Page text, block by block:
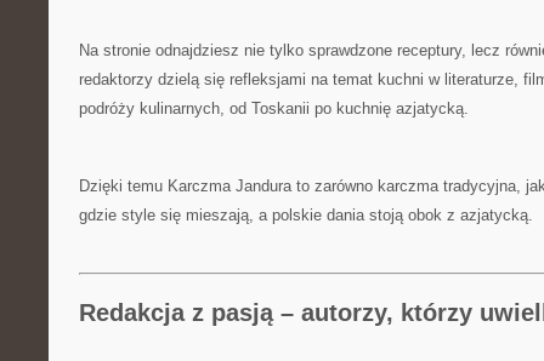
Na stronie odnajdziesz nie tylko sprawdzone receptury, lecz
redaktorzy dzielą się refleksjami na temat kuchni w literaturze,
podróży kulinarnych, od Toskanii po kuchnię azjatycką.
Dzięki temu Karczma Jandura to zarówno karczma tradycyjna,
gdzie style się mieszają, a polskie dania stoją obok z azjatycką.
Redakcja z pasją – autorzy, którzy